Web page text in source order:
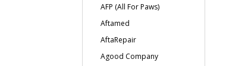
AFP (All For Paws)
Aftamed
AftaRepair
Agood Company